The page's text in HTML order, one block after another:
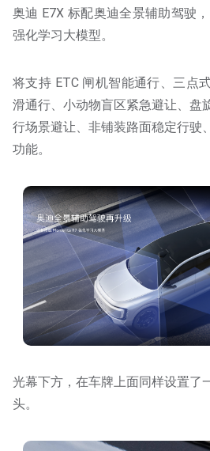
奥迪 E7X 标配奥迪全景辅助驾驶
强化学习大模型。
将支持 ETC 闸机智能通行、三点
滑通行、小动物盲区紧急避让、盘
行场景避让、非铺装路面稳定行驶
功能。
光幕下方，在车牌上面同样设置了
头。